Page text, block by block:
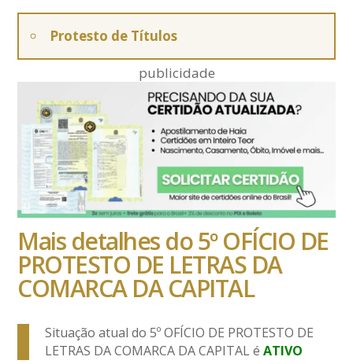
Protesto de Títulos
publicidade
Mais detalhes do 5º OFÍCIO DE
PROTESTO DE LETRAS DA
COMARCA DA CAPITAL
Situação atual do 5º OFÍCIO DE PROTESTO DE
LETRAS DA COMARCA DA CAPITAL éATIVO